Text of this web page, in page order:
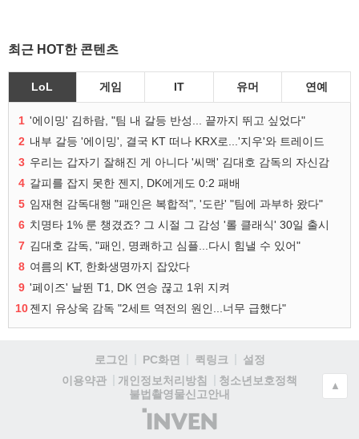
최근 HOT한 콘텐츠
LoL 게임 IT 유머 연예
1 '에이밍' 김하람, "팀 내 갈등 반성... 끝까지 뛰고 싶었다"
2 내부 갈등 '에이밍', 결국 KT 떠나 KRX로...'지우'와 트레이드
3 우리는 갑자기 잘해진 게 아니다 '씨맥' 김대호 감독의 자신감
4 갈피를 잡지 못한 젠지, DK에게도 0:2 패배
5 임재현 감독대행 "패인은 복합적", '도란' "팀에 과부하 왔다"
6 치명타 1% 룬 챙겼죠? 그 시절 그 감성 '롤 클래식' 30일 출시
7 김대호 감독, "패인, 명쾌하고 심플...다시 힘낼 수 있어"
8 여름의 KT, 한화생명까지 잡았다
9 '페이즈' 날뛴 T1, DK 연승 끊고 1위 지켜
10젠지 유상욱 감독 "2세트 역전의 원인...너무 급했다"
로그인 PC화면 퀵링크
설정
이용약관
개인정보처리방침
청소년보호정책
불법촬영물신고안내
(주)
인
▲